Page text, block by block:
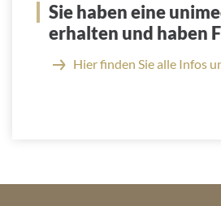
Sie haben eine
erhalten und haben
Hier finden Sie alle Infos